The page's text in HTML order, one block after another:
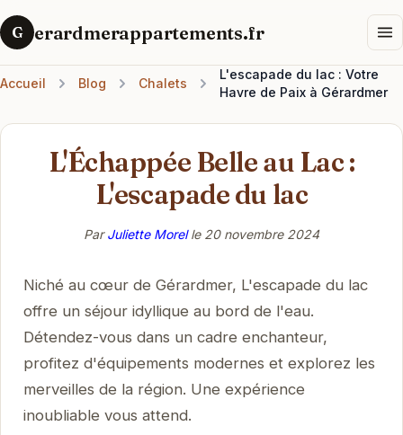
G erardmerappartements.fr
Accueil Blog Chalets
L'escapade du lac : Votre
Havre de Paix à Gérardmer
L'Échappée Belle au Lac :
L'escapade du lac
ParJuliette Morelle 20 novembre 2024
Niché au cœur de Gérardmer, L'escapade du lac
offre un séjour idyllique au bord de l'eau.
Détendez-vous dans un cadre enchanteur,
profitez d'équipements modernes et explorez les
merveilles de la région. Une expérience
inoubliable vous attend.